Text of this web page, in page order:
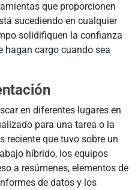
que proporcionen
sucediendo en cualquier
solidifiquen la confianza
hagan cargo cuando sea
en diferentes lugares en
para una tarea o la
reciente que tuvo sobre un
híbrido, los equipos
a resúmenes, elementos de
de datos y los